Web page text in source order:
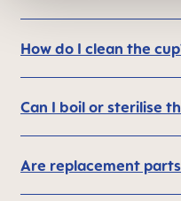
How do I clean the
Can I boil or sterilise
Are replacement